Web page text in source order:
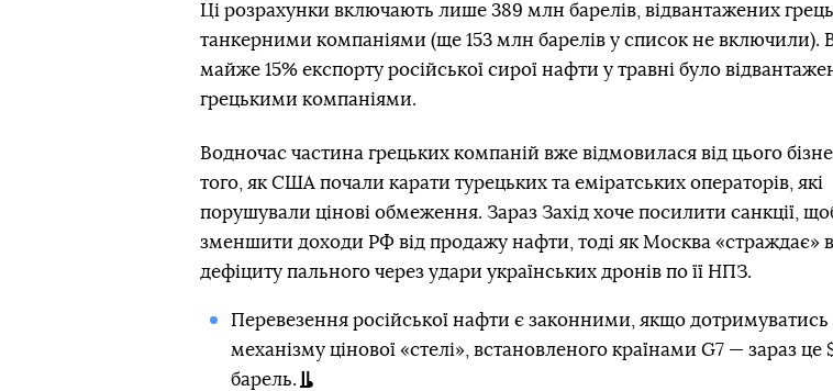
Ці розрахунки включають лише 389 млн барелів, відвантажених
танкерними компаніями (ще 153 млн барелів у список не включили).
майже 15% експорту російської сирої нафти у травні було
грецькими компаніями.
Водночас частина грецьких компаній вже відмовилася від цього
того, як США почали карати турецьких та еміратських операторів, які
порушували цінові обмеження. Зараз Захід хоче посилити санкції,
зменшити доходи РФ від продажу нафти, тоді як Москва «страждає»
дефіциту пального через удари українських дронів по її НПЗ.
Перевезення російської нафти є законними, якщо дотримуватись
механізму цінової «стелі», встановленого країнами G7 — зараз це
барель.